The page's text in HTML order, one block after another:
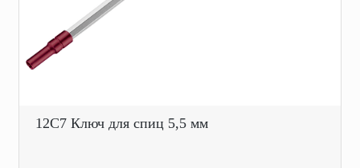
12C7 Ключ для спиц 5,5 мм